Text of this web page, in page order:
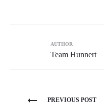
AUTHOR
Team Hunnert
PREVIOUS POST